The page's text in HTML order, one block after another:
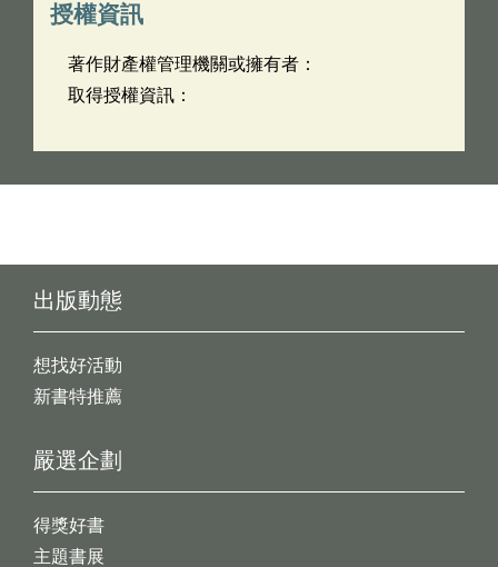
授權資訊
著作財產權管理機關或擁有者：
取得授權資訊：
出版動態
想找好活動
新書特推薦
嚴選企劃
得獎好書
主題書展